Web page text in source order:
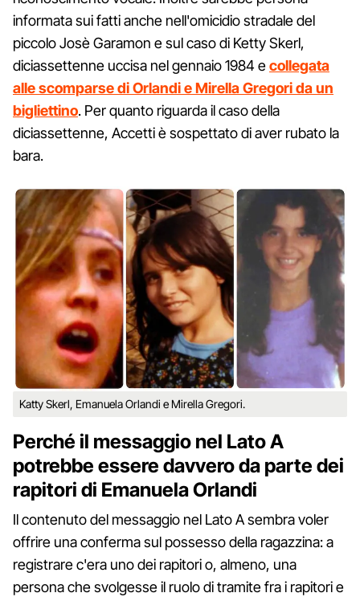
informata sui fatti anche nell'omicidio stradale del
piccolo Josè Garamon e sul caso di Ketty Skerl,
diciassettenne uccisa nel gennaio 1984 ecollegata
alle scomparse di Orlandi e Mirella Gregori da un
bigliettino. Per quanto riguarda il caso della
diciassettenne, Accetti è sospettato di aver rubato la
bara.
Katty Skerl, Emanuela Orlandi e Mirella Gregori.
Perché il messaggio nel Lato A
potrebbe essere davvero da parte dei
rapitori di Emanuela Orlandi
Il contenuto del messaggio nel Lato A sembra voler
offrire una conferma sul possesso della ragazzina: a
registrare c'era uno dei rapitori o, almeno, una
persona che svolgesse il ruolo di tramite fra i rapitori e